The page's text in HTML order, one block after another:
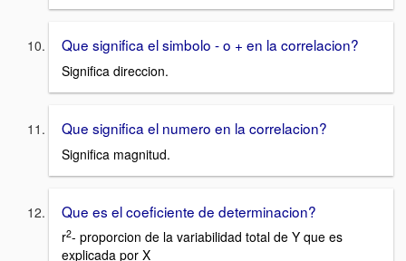
Que significa el simbolo - o + en la correlacion?
Significa direccion.
Que significa el numero en la correlacion?
Significa magnitud.
Que es el coeficiente de determinacion?
r2- proporcion de la variabilidad total de Y que es
explicada por X